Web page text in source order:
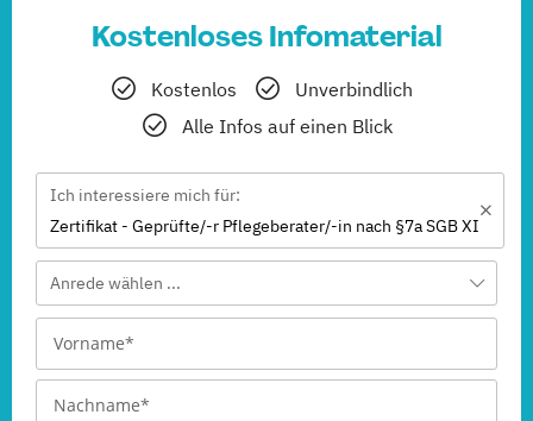
Kostenloses Infomaterial
Kostenlos
Unverbindlich
Alle Infos auf einen Blick
Ich interessiere mich für:
Zertifikat - Geprüfte/-r Pflegeberater/-in nach §7a SGB XI
Anrede wählen ...